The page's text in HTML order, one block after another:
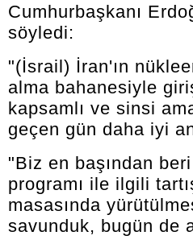
Cumhurbaşkanı
söyledi:
"(İsrail) İran'ın
alma bahanesiyle
kapsamlı ve sinsi
geçen gün daha iyi
"Biz en başından
programı ile ilgili
masasında
savunduk, bugün de